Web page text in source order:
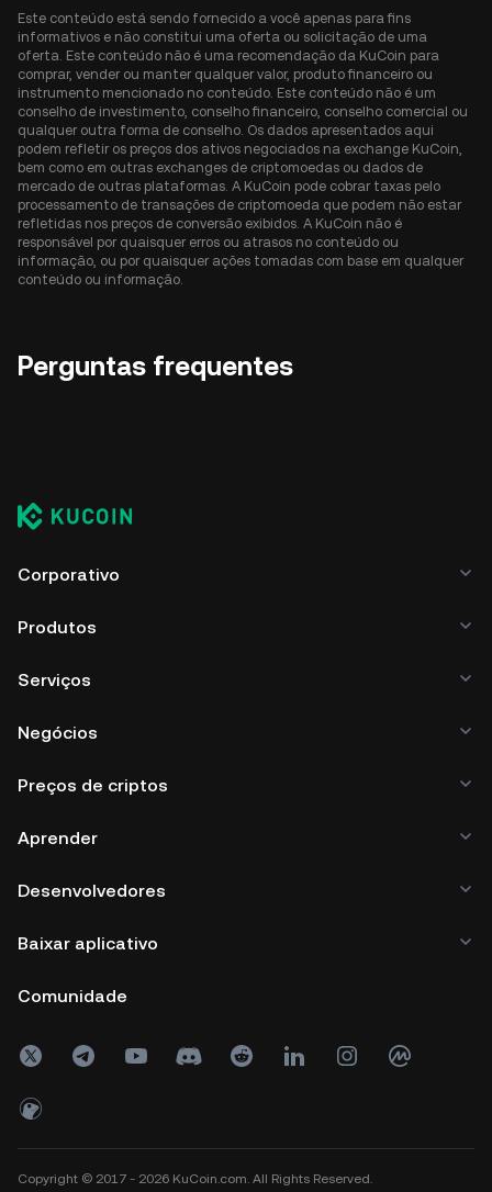
Este conteúdo está sendo fornecido a você apenas para fins
informativos e não constitui uma oferta ou solicitação de uma
oferta. Este conteúdo não é uma recomendação da KuCoin para
comprar, vender ou manter qualquer valor, produto financeiro ou
instrumento mencionado no conteúdo. Este conteúdo não é um
conselho de investimento, conselho financeiro, conselho comercial ou
qualquer outra forma de conselho. Os dados apresentados aqui
podem refletir os preços dos ativos negociados na exchange KuCoin,
bem como em outras exchanges de criptomoedas ou dados de
mercado de outras plataformas. A KuCoin pode cobrar taxas pelo
processamento de transações de criptomoeda que podem não estar
refletidas nos preços de conversão exibidos. A KuCoin não é
responsável por quaisquer erros ou atrasos no conteúdo ou
informação, ou por quaisquer ações tomadas com base em qualquer
conteúdo ou informação.
Perguntas frequentes
Corporativo
Produtos
Serviços
Negócios
Preços de criptos
Aprender
Desenvolvedores
Baixar aplicativo
Comunidade
Copyright © 2017 - 2026 KuCoin.com. All Rights Reserved.